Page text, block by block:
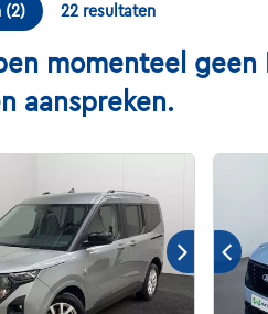
(2) 22 resultaten
momenteel geen
aanspreken.